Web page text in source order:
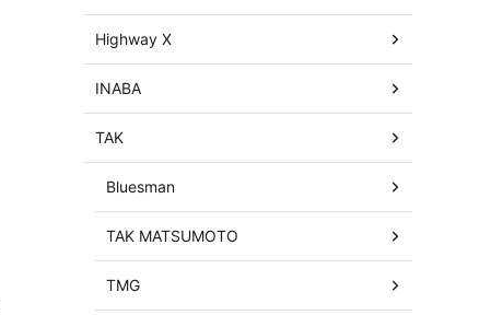
Highway X
INABA
TAK
Bluesman
TAK MATSUMOTO
TMG